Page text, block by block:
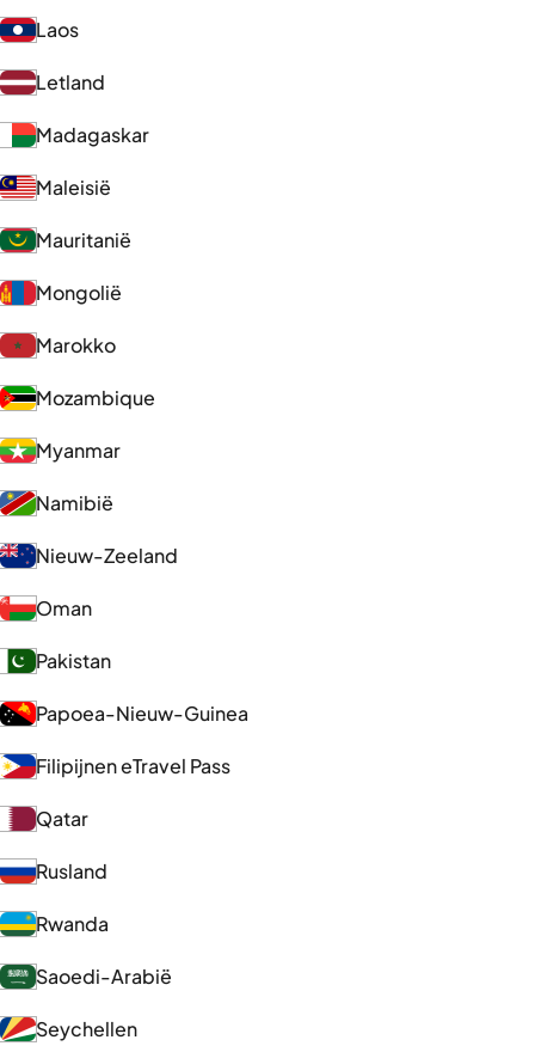
Laos
Letland
Madagaskar
Maleisië
Mauritanië
Mongolië
Marokko
Mozambique
Myanmar
Namibië
Nieuw-Zeeland
Oman
Pakistan
Papoea-Nieuw-Guinea
Filipijnen eTravel Pass
Qatar
Rusland
Rwanda
Saoedi-Arabië
Seychellen